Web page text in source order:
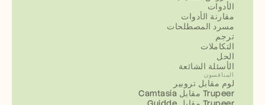
الأدوات
مقارنة الأدوات
مسرد المصطلحات
ترجم
التكاملات
الحل
الأسئلة الشائعة
المنافسون
لوم مقابل تروبير
Camtasia مقابل Trupeer